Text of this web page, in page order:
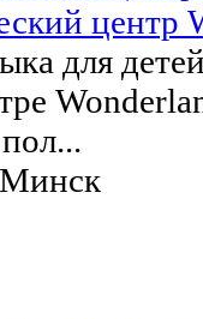
центр
для